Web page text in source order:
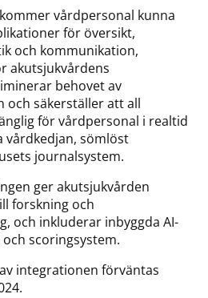
vårdpersonal kunna
för översikt,
och kommunikation,
akutsjukvårdens
behovet av
säkerställer att all
för vårdpersonal i realtid
vårdkedjan, sömlöst
journalsystem.
ger akutsjukvården
forskning och
och inkluderar inbyggda AI-
scoringsystem.
integrationen förväntas